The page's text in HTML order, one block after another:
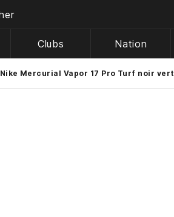
Clubs Nation
Nike Mercurial Vapor 17 Pro Turf noir vert